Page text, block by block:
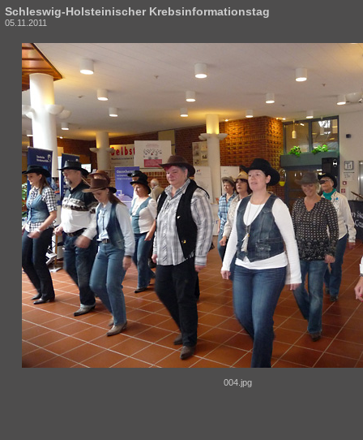
Schleswig-Holsteinischer Krebsinformationstag
05.11.2011
004.jpg